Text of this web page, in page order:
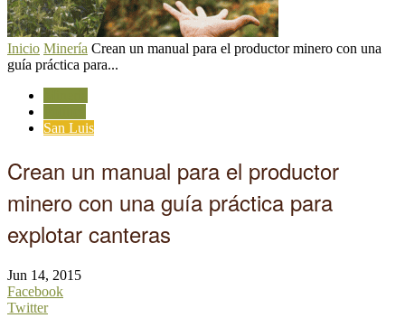
Inicio Minería Crean un manual para el productor minero con una
guía práctica para...
San Luis
Crean un manual para el productor
minero con una guía práctica para
explotar canteras
Jun 14, 2015
Facebook
Twitter